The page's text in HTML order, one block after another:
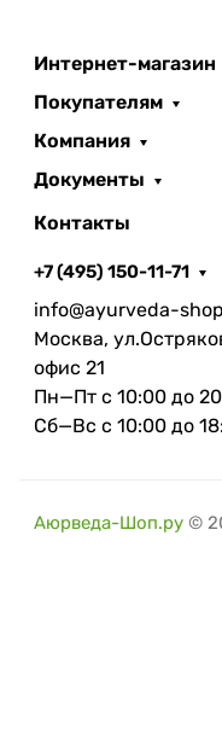
Интернет-магазин
Покупателям
Компания
Документы
Контакты
+7 (495) 150-11-71
info@ayurveda-
Москва,
офис 21
Пн—Пт с 10:00 до
Сб—Вс с 10:00 до
Аюрведа-Шоп.ру ©